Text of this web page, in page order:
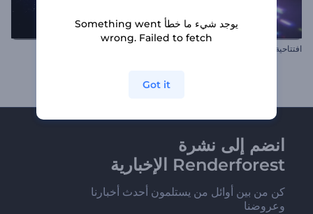
افتتاحية بكسل نيون
انضم إلى نشرة
Renderforest الإخبارية
كن من بين أوائل من يستلمون أحدث أخبارنا
وعروضنا
يوجد شيء ما خطأ Something went
wrong. Failed to fetch
Got it